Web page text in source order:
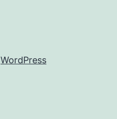
WordPress